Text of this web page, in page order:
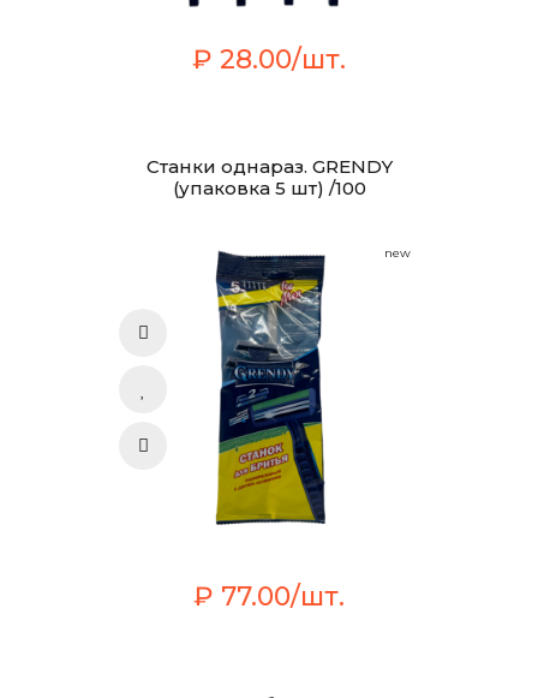
₽ 28.00/шт.
Станки однараз. GRENDY
(упаковка 5 шт) /100
new
₽ 77.00/шт.